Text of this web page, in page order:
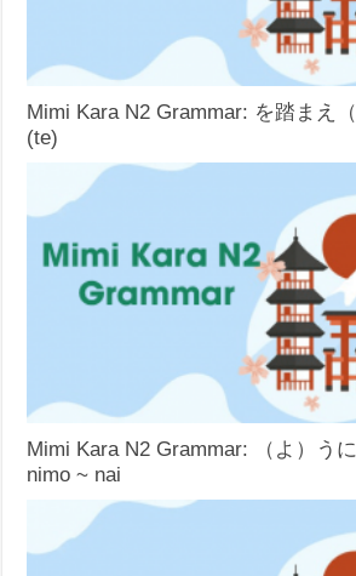
Mimi Kara N2 Grammar: を踏まえ
(te)
Mimi Kara N2 Grammar: （よ）う
nimo ~ nai